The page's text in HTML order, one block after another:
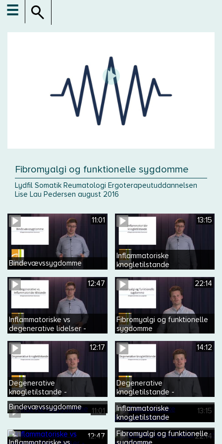
☰
Fibromyalgi og funktionelle sygdomme
Lydfil Somatik Reumatologi Ergoterapeutuddannelsen
Lise Lau Pedersen august 2016
11:01
Bindevævssygdomme
13:15
Inflammatoriske
knogletilstande
12:47
Inflammatoriske vs
degenerative lidelser -
22:14
Fibromyalgi og funktionelle
sygdomme
12:17
Degenerative
knogletilstande -
osteoporose
14:12
Degenerative
knogletilstande -
osteoartrose
11:01
Bindevævssygdomme 13:15
Inflammatoriske
knogletilstande
12:47 22:14
Fibromyalgi og funktionelle